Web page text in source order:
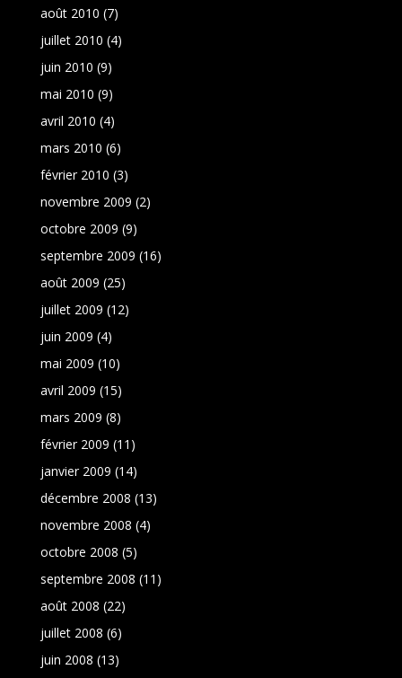
août 2010 (7)
juillet 2010 (4)
juin 2010 (9)
mai 2010 (9)
avril 2010 (4)
mars 2010 (6)
février 2010 (3)
novembre 2009 (2)
octobre 2009 (9)
septembre 2009 (16)
août 2009 (25)
juillet 2009 (12)
juin 2009 (4)
mai 2009 (10)
avril 2009 (15)
mars 2009 (8)
février 2009 (11)
janvier 2009 (14)
décembre 2008 (13)
novembre 2008 (4)
octobre 2008 (5)
septembre 2008 (11)
août 2008 (22)
juillet 2008 (6)
juin 2008 (13)